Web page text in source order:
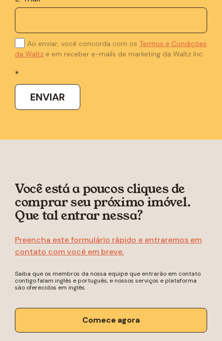
Ao enviar, você concorda com os Termos e Condições
da Waltz e em receber e-mails de marketing da Waltz Inc.
*
Você está a poucos cliques de
comprar seu próximo imóvel.
Que tal entrar nessa?
Preencha este formulário rápido e entraremos em
contato com você em breve.
Saiba que os membros da nossa equipe que entrarão em contato
contigo falam inglês e português, e nossos serviços e plataforma
são oferecidos em inglês.
Comece agora